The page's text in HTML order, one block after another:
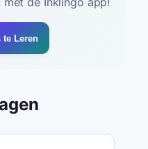
te Leren